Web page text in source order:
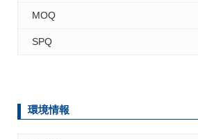
MOQ
SPQ
環境情報